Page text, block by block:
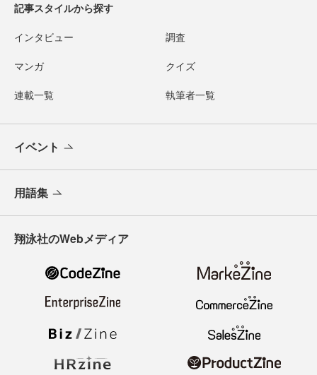
記事スタイルから探す
インタビュー 調査
マンガ クイズ
連載一覧 執筆者一覧
イベント
用語集
翔泳社のWebメディア